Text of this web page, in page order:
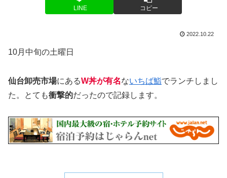
LINE コピー
2022.10.22
10月中旬の土曜日
仙台卸売市場にあるW丼が有名ないちば鮨でランチしまし
た。とても衝撃的だったので記録します。